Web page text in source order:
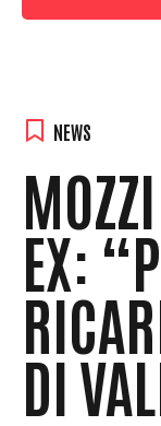
NEWS
EX:
DI